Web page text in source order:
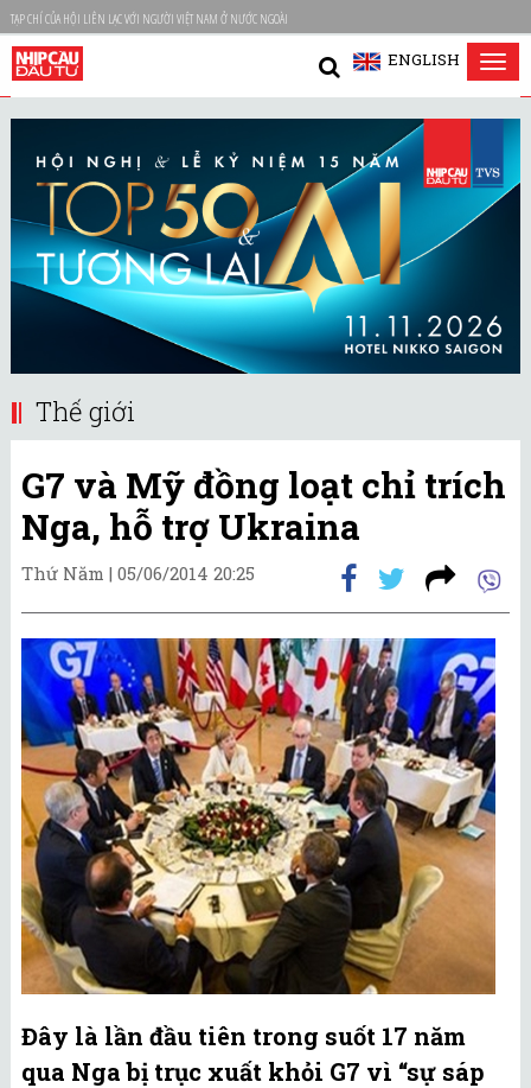
TẠP CHÍ CỦA HỘI LIÊN LẠC VỚI NGƯỜI VIỆT NAM Ở NƯỚC NGOÀI
ENGLISH
Thế giới
G7 và Mỹ đồng loạt chỉ trích
Nga, hỗ trợ Ukraina
Thứ Năm | 05/06/2014 20:25
Đây là lần đầu tiên trong suốt 17 năm
qua Nga bị trục xuất khỏi G7 vì “sự sáp